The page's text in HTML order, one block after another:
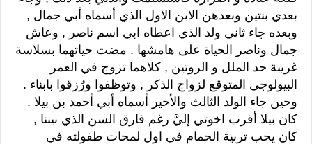
بعدي بنتين وبعدهن الابن الاول الذي أسماه أبي جمال ,
وبعده جاء ثاني ولد الذي اعطاه ابي اسم ناصر , وعاش
جمال وناصر الحياة على هامشها . مضت حياتهما بسلاسة
غريبة حد الملل و الروتين , كلاهما تزوج في العمر
البيولوجي المتوقع لزواج الذكر , وتوظفوا ورُزقوا بابناء .
وحين جاء الولد الثالث والأخير أسماه أبي أحمد بن بيلا .
كان بيلا أقرب اخوتي إليَّ رغم فارق السن الذي بيننا ,
كان يحب تربية الحمام في اول لمحات طفولته في